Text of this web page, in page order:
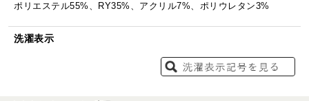
ポリエステル55%、RY35%、アクリル7%、ポリウレタン3%
洗濯表示